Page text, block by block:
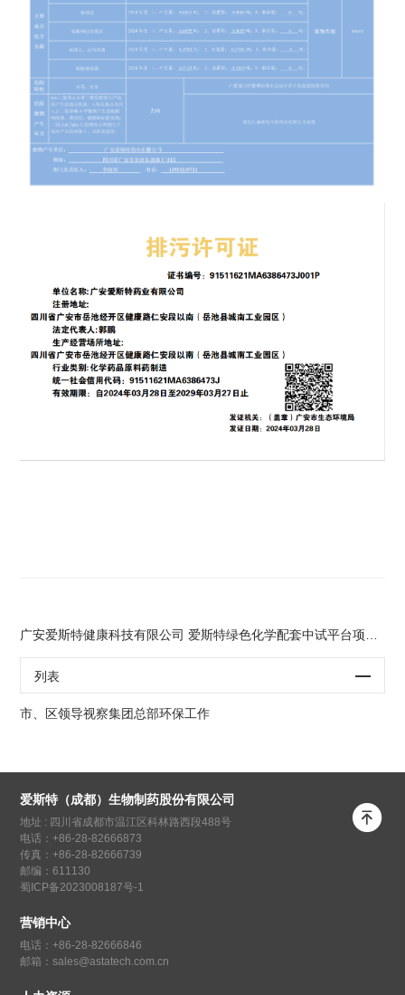
列表
市、区领导视察集团总部环保工作

爱斯特（成都）生物制药股份有限公司
地址 : 四川省成都市温江区科林路西段488号
电话：+86-28-82666873
传真：+86-28-82666739
邮编：611130
蜀ICP备2023008187号-1
营销中心
电话：+86-28-82666846
邮箱：sales@astatech.com.cn